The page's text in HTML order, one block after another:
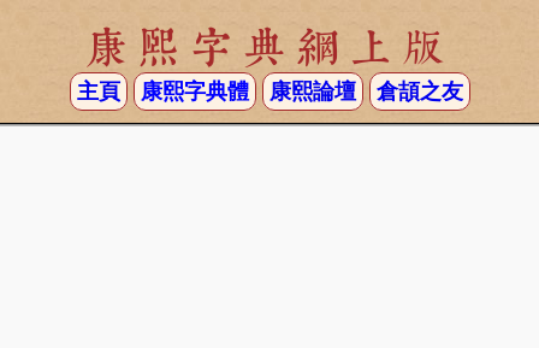
康熙字典網上版
主頁 康熙字典體 康熙論壇 倉頡之友